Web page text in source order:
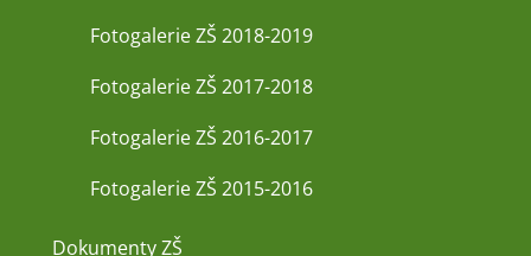
Fotogalerie ZŠ 2018-2019
Fotogalerie ZŠ 2017-2018
Fotogalerie ZŠ 2016-2017
Fotogalerie ZŠ 2015-2016
Dokumenty ZŠ